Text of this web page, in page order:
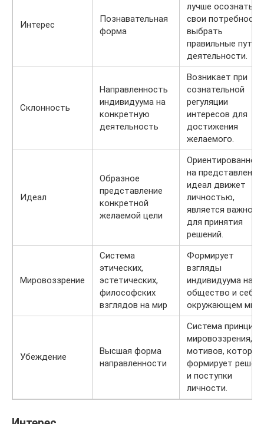
Интерес
Познавательная
форма
лучше осознать
свои
выбрать
правильные пути
деятельности.
Склонность
Направленность
индивидуума на
конкретную
деятельность
Возникает при
сознательной
регуляции
интересов для
достижения
желаемого.
Идеал
Образное
представление
конкретной
желаемой цели
на
идеал движет
личностью,
является важной
для принятия
решений.
Мировоззрение
Система
этических,
эстетических,
философских
взглядов на мир
Формирует
взгляды
индивидуума на
общество и себя
окружающем
Убеждение
Высшая форма
направленности
Система
мировоззрения,
мотивов, которая
формирует
и поступки
личности.